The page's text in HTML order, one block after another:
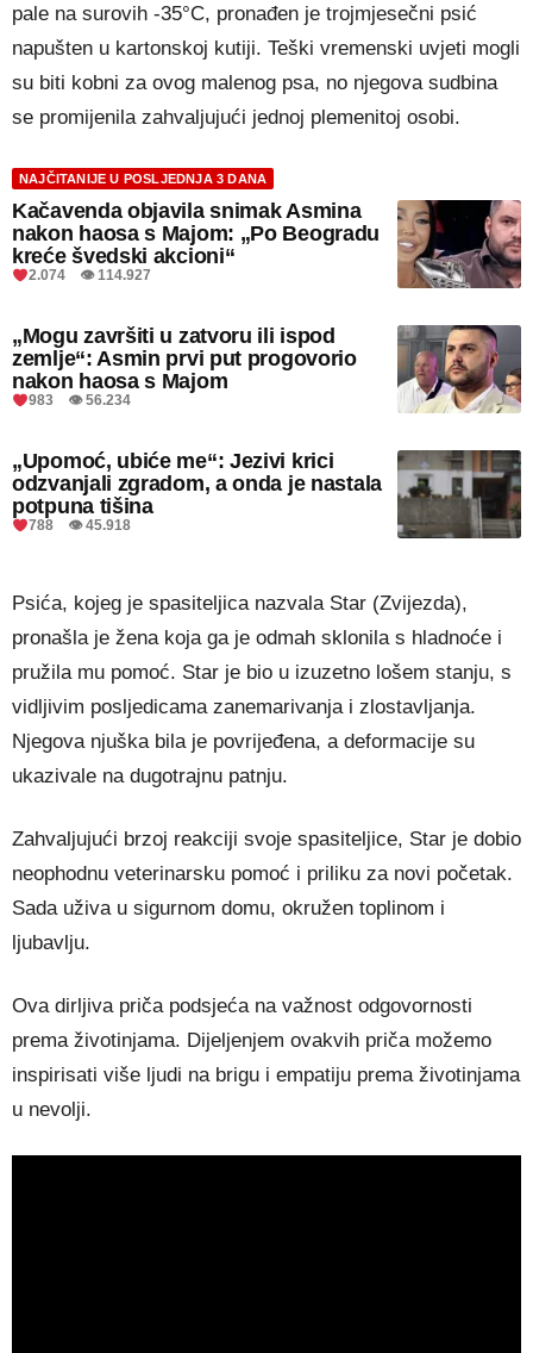
pale na surovih -35°C, pronađen je trojmjesečni psić
napušten u kartonskoj kutiji. Teški vremenski uvjeti mogli
su biti kobni za ovog malenog psa, no njegova sudbina
se promijenila zahvaljujući jednoj plemenitoj osobi.
NAJČITANIJE U POSLJEDNJA 3 DANA
Kačavenda objavila snimak Asmina
nakon haosa s Majom: „Po Beogradu
kreće švedski akcioni“
2.074 👁 114.927
„Mogu završiti u zatvoru ili ispod
zemlje“: Asmin prvi put progovorio
nakon haosa s Majom
983 👁 56.234
„Upomoć, ubiće me“: Jezivi krici
odzvanjali zgradom, a onda je nastala
potpuna tišina
788 👁 45.918
Psića, kojeg je spasiteljica nazvala Star (Zvijezda),
pronašla je žena koja ga je odmah sklonila s hladnoće i
pružila mu pomoć. Star je bio u izuzetno lošem stanju, s
vidljivim posljedicama zanemarivanja i zlostavljanja.
Njegova njuška bila je povrijeđena, a deformacije su
ukazivale na dugotrajnu patnju.
Zahvaljujući brzoj reakciji svoje spasiteljice, Star je dobio
neophodnu veterinarsku pomoć i priliku za novi početak.
Sada uživa u sigurnom domu, okružen toplinom i
ljubavlju.
Ova dirljiva priča podsjeća na važnost odgovornosti
prema životinjama. Dijeljenjem ovakvih priča možemo
inspirisati više ljudi na brigu i empatiju prema životinjama
u nevolji.